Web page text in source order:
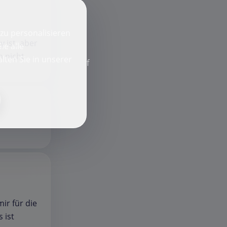
ist, aber
für die
ist
personalisieren
alle
Sie in unserer
f